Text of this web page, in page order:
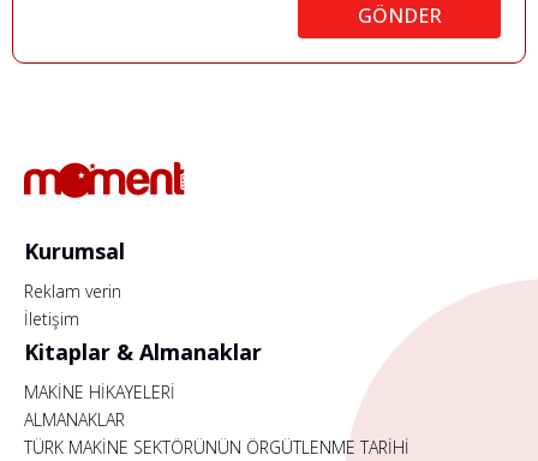
GÖNDER
Kurumsal
Reklam verin
İletişim
Kitaplar & Almanaklar
MAKİNE HİKAYELERİ
ALMANAKLAR
TÜRK MAKİNE SEKTÖRÜNÜN ÖRGÜTLENME TARİHİ